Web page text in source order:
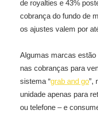
de royalties e 43%
cobrança do fundo de
os ajustes valem por
Algumas marcas
nas cobranças para
sistema “grab and go”,
unidade apenas para
ou telefone – e